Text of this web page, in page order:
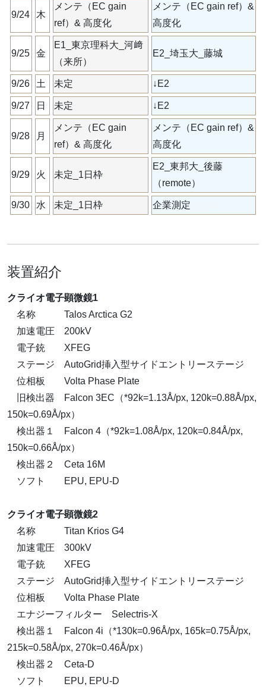
9/24 木
メンテ（EC gain
ref）& 高度化
メンテ（EC gain ref）&
高度化
9/25 金
E1_東京理科大_河﨑
（来所）
E2_埼玉大_藤城
9/26 土 未定 ↓E2
9/27 日 未定 ↓E2
9/28 月
メンテ（EC gain
ref）& 高度化
メンテ（EC gain ref）&
高度化
9/29 火 未定_1日枠
E2_東邦大_後藤
（remote）
9/30 水 未定_1日枠 企業測定
装置紹介
クライオ電子顕微鏡1
名称 Talos Arctica G2
加速電圧 200kV
電子銃 XFEG
ステージ AutoGrid挿入型サイドエントリーステージ
位相板 Volta Phase Plate
旧検出器 Falcon 3EC（*92k=1.13Å/px, 120k=0.88Å/px,
150k=0.69Å/px）
検出器１ Falcon 4（*92k=1.08Å/px, 120k=0.84Å/px,
150k=0.66Å/px）
検出器２ Ceta 16M
ソフト EPU, EPU-D
クライオ電子顕微鏡2
名称 Titan Krios G4
加速電圧 300kV
電子銃 XFEG
ステージ AutoGrid挿入型サイドエントリーステージ
位相板 Volta Phase Plate
エナジーフィルター Selectris-X
検出器１ Falcon 4i（*130k=0.96Å/px, 165k=0.75Å/px,
215k=0.58Å/px, 270k=0.46Å/px）
検出器２ Ceta-D
ソフト EPU, EPU-D